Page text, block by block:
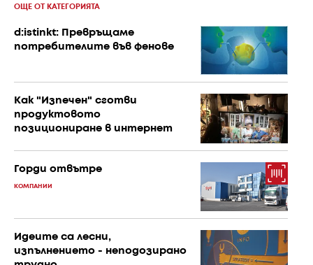
ОЩЕ ОТ КАТЕГОРИЯТА
d:istinkt: Превръщаме
потребителите във фенове
Как "Изпечен" сготви
продуктовото
позициониране в интернет
Горди отвътре
КОМПАНИИ
Идеите са лесни,
изпълнението - неподозирано